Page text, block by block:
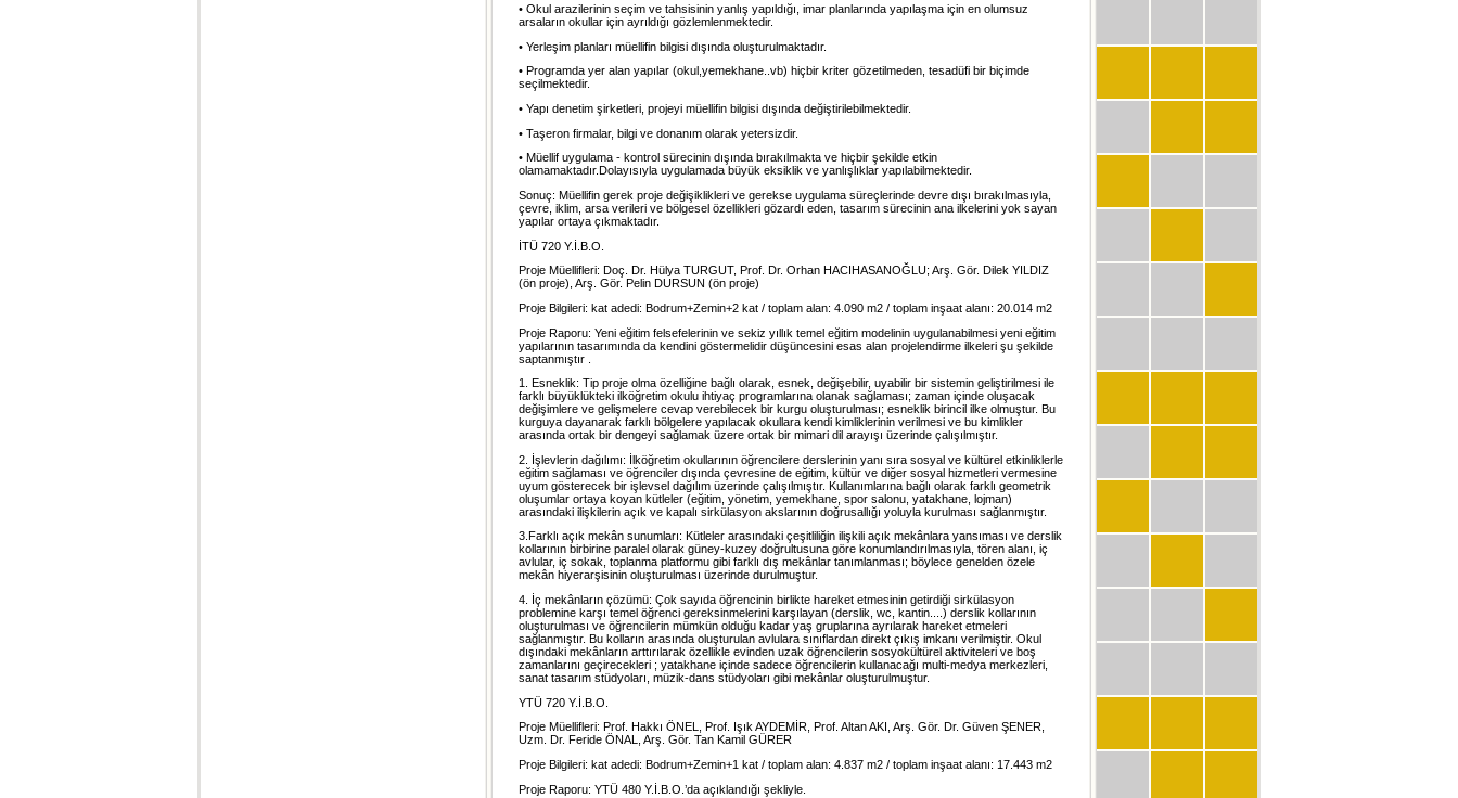
• Okul arazilerinin seçim ve tahsisinin yanlış yapıldığı, imar planlarında yapılaşma için en olumsuz
arsaların okullar için ayrıldığı gözlemlenmektedir.
• Yerleşim planları müellifin bilgisi dışında oluşturulmaktadır.
• Programda yer alan yapılar (okul,yemekhane..vb) hiçbir kriter gözetilmeden, tesadüfi bir biçimde
seçilmektedir.
• Yapı denetim şirketleri, projeyi müellifin bilgisi dışında değiştirilebilmektedir.
• Taşeron firmalar, bilgi ve donanım olarak yetersizdir.
• Müellif uygulama - kontrol sürecinin dışında bırakılmakta ve hiçbir şekilde etkin
olamamaktadır.Dolayısıyla uygulamada büyük eksiklik ve yanlışlıklar yapılabilmektedir.
Sonuç: Müellifin gerek proje değişiklikleri ve gerekse uygulama süreçlerinde devre dışı bırakılmasıyla,
çevre, iklim, arsa verileri ve bölgesel özellikleri gözardı eden, tasarım sürecinin ana ilkelerini yok sayan
yapılar ortaya çıkmaktadır.
İTÜ 720 Y.İ.B.O.
Proje Müellifleri: Doç. Dr. Hülya TURGUT, Prof. Dr. Orhan HACIHASANOĞLU; Arş. Gör. Dilek YILDIZ
(ön proje), Arş. Gör. Pelin DURSUN (ön proje)
Proje Bilgileri: kat adedi: Bodrum+Zemin+2 kat / toplam alan: 4.090 m2 / toplam inşaat alanı: 20.014 m2
Proje Raporu: Yeni eğitim felsefelerinin ve sekiz yıllık temel eğitim modelinin uygulanabilmesi yeni eğitim
yapılarının tasarımında da kendini göstermelidir düşüncesini esas alan projelendirme ilkeleri şu şekilde
saptanmıştır .
1. Esneklik: Tip proje olma özelliğine bağlı olarak, esnek, değişebilir, uyabilir bir sistemin geliştirilmesi ile
farklı büyüklükteki ilköğretim okulu ihtiyaç programlarına olanak sağlaması; zaman içinde oluşacak
değişimlere ve gelişmelere cevap verebilecek bir kurgu oluşturulması; esneklik birincil ilke olmuştur. Bu
kurguya dayanarak farklı bölgelere yapılacak okullara kendi kimliklerinin verilmesi ve bu kimlikler
arasında ortak bir dengeyi sağlamak üzere ortak bir mimari dil arayışı üzerinde çalışılmıştır.
2. İşlevlerin dağılımı: İlköğretim okullarının öğrencilere derslerinin yanı sıra sosyal ve kültürel etkinliklerle
eğitim sağlaması ve öğrenciler dışında çevresine de eğitim, kültür ve diğer sosyal hizmetleri vermesine
uyum gösterecek bir işlevsel dağılım üzerinde çalışılmıştır. Kullanımlarına bağlı olarak farklı geometrik
oluşumlar ortaya koyan kütleler (eğitim, yönetim, yemekhane, spor salonu, yatakhane, lojman)
arasındaki ilişkilerin açık ve kapalı sirkülasyon akslarının doğrusallığı yoluyla kurulması sağlanmıştır.
3.Farklı açık mekân sunumları: Kütleler arasındaki çeşitliliğin ilişkili açık mekânlara yansıması ve derslik
kollarının birbirine paralel olarak güney-kuzey doğrultusuna göre konumlandırılmasıyla, tören alanı, iç
avlular, iç sokak, toplanma platformu gibi farklı dış mekânlar tanımlanması; böylece genelden özele
mekân hiyerarşisinin oluşturulması üzerinde durulmuştur.
4. İç mekânların çözümü: Çok sayıda öğrencinin birlikte hareket etmesinin getirdiği sirkülasyon
problemine karşı temel öğrenci gereksinmelerini karşılayan (derslik, wc, kantin....) derslik kollarının
oluşturulması ve öğrencilerin mümkün olduğu kadar yaş gruplarına ayrılarak hareket etmeleri
sağlanmıştır. Bu kolların arasında oluşturulan avlulara sınıflardan direkt çıkış imkanı verilmiştir. Okul
dışındaki mekânların arttırılarak özellikle evinden uzak öğrencilerin sosyokültürel aktiviteleri ve boş
zamanlarını geçirecekleri ; yatakhane içinde sadece öğrencilerin kullanacağı multi-medya merkezleri,
sanat tasarım stüdyoları, müzik-dans stüdyoları gibi mekânlar oluşturulmuştur.
YTÜ 720 Y.İ.B.O.
Proje Müellifleri: Prof. Hakkı ÖNEL, Prof. Işık AYDEMİR, Prof. Altan AKI, Arş. Gör. Dr. Güven ŞENER,
Uzm. Dr. Feride ÖNAL, Arş. Gör. Tan Kamil GÜRER
Proje Bilgileri: kat adedi: Bodrum+Zemin+1 kat / toplam alan: 4.837 m2 / toplam inşaat alanı: 17.443 m2
Proje Raporu: YTÜ 480 Y.İ.B.O.’da açıklandığı şekliyle.